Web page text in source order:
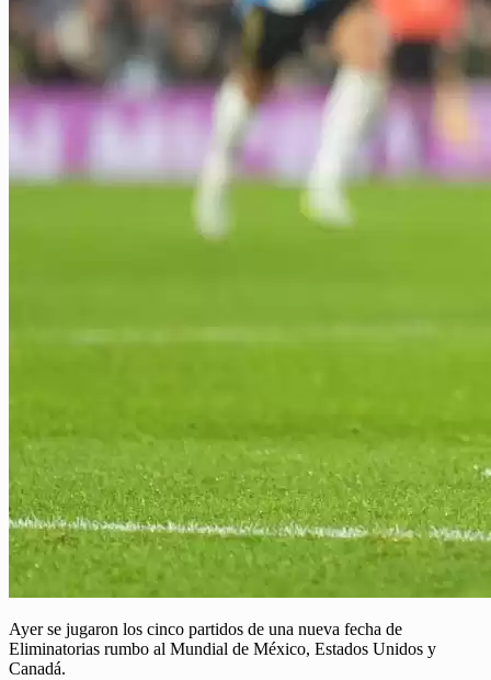
Ayer se jugaron los cinco partidos de una nueva fecha de
Eliminatorias rumbo al Mundial de México, Estados Unidos y
Canadá.